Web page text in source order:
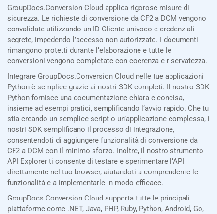
GroupDocs.Conversion Cloud applica rigorose misure di
sicurezza. Le richieste di conversione da CF2 a DCM vengono
convalidate utilizzando un ID Cliente univoco e credenziali
segrete, impedendo l’accesso non autorizzato. I documenti
rimangono protetti durante l’elaborazione e tutte le
conversioni vengono completate con coerenza e riservatezza.
Integrare GroupDocs.Conversion Cloud nelle tue applicazioni
Python è semplice grazie ai nostri SDK completi. Il nostro SDK
Python fornisce una documentazione chiara e concisa,
insieme ad esempi pratici, semplificando l’avvio rapido. Che tu
stia creando un semplice script o un’applicazione complessa, i
nostri SDK semplificano il processo di integrazione,
consentendoti di aggiungere funzionalità di conversione da
CF2 a DCM con il minimo sforzo. Inoltre, il nostro strumento
API Explorer ti consente di testare e sperimentare l’API
direttamente nel tuo browser, aiutandoti a comprenderne le
funzionalità e a implementarle in modo efficace.
GroupDocs.Conversion Cloud supporta tutte le principali
piattaforme come .NET, Java, PHP, Ruby, Python, Android, Go,